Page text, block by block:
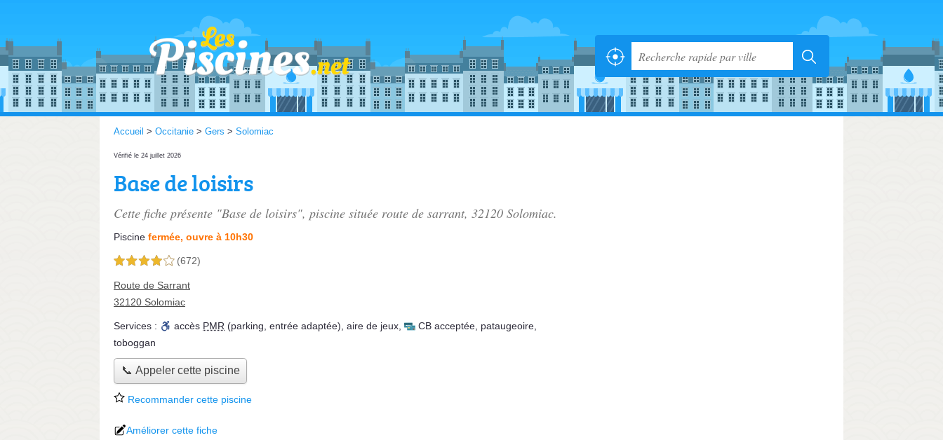
Accueil > Occitanie > Gers > Solomiac
Vérifié le 24 juillet 2026
Base de loisirs
Cette fiche présente "Base de loisirs", piscine située route de sarrant, 32120 Solomiac.
Piscine fermée, ouvre à 10h30
4,0 étoiles sur 5 (672)
Route de Sarrant
32120 Solomiac
Services : accès PMR (parking, entrée adaptée) aire de jeux CB acceptée pataugeoire
toboggan
📞 Appeler cette piscine
Recommander cette piscine
Améliorer cette fiche